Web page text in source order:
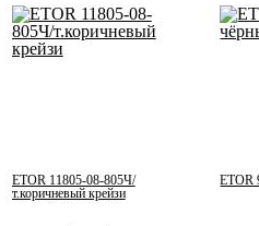
ETOR 11805-08-805Ч/
т.коричневый крейзи
ETOR